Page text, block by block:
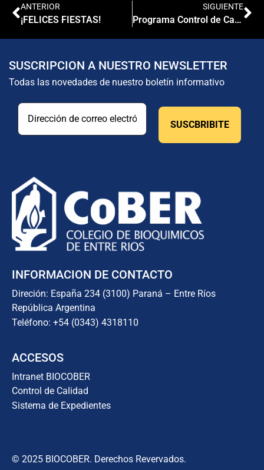
ANTERIOR
¡FELICES FIESTAS!
SIGUIENTE
Programa Control de Calidad Externo 2020
SUSCRIPCION A NUESTRO NEWSLETTER
Todas las novedades de nuestro boletín informativo
INFORMACION DE CONTACTO
Direción: España 234 (3100) Paraná – Entre Ríos
República Argentina
Teléfono: +54 (0343) 4318110
ACCESOS
Intranet BIOCOBER
Control de Calidad
Sistema de Expedientes
© 2025 BIOCOBER. Derechos Revervados.